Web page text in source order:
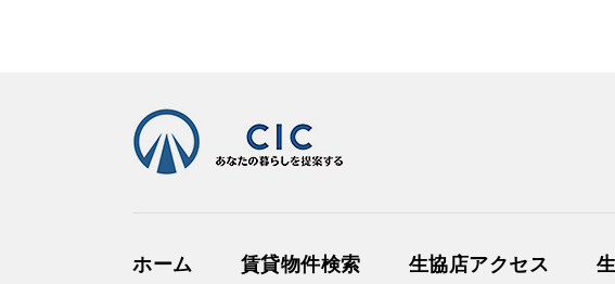
ホーム 賃貸物件検索 生協店アクセス